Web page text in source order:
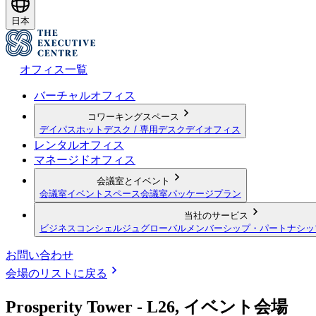
日本
オフィス一覧
バーチャルオフィス
コワーキングスペース
デイパス ホットデスク / 専用デスクデイオフィス
レンタルオフィス
マネージドオフィス
会議室とイベント
会議室イベントスペース会議室パッケージプラン
当社のサービス
ビジネスコンシェルジュ グローバルメンバーシップ・パートナシ
お問い合わせ
会場のリストに戻る
Prosperity Tower - L26, イベント会場